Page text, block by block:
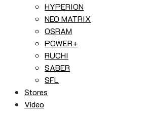
HYPERION
NEO MATRIX
OSRAM
POWER+
RUCHI
SABER
SFL
Stores
Video